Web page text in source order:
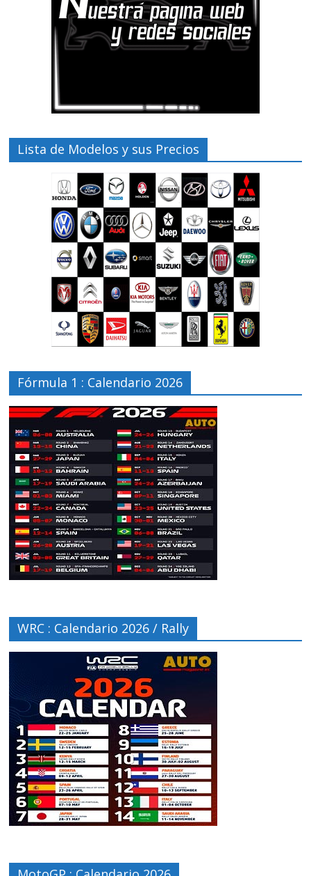
Lista de Modelos y sus Precios
Fórmula 1 : Calendario 2026
WRC : Calendario 2026 / Rally